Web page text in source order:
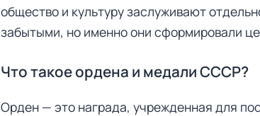
общество и культуру заслуживают
забытыми, но именно они сформировали
Что такое ордена и медали СССР?
Орден — это награда, учрежденная для